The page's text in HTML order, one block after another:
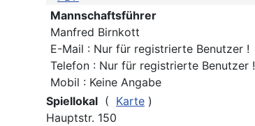
Mannschaftsführer
Manfred Birnkott
E-Mail : Nur für registrierte Benutzer !
Telefon : Nur für registrierte Benutzer !
Mobil : Keine Angabe
Spiellokal ( Karte )
Hauptstr. 150